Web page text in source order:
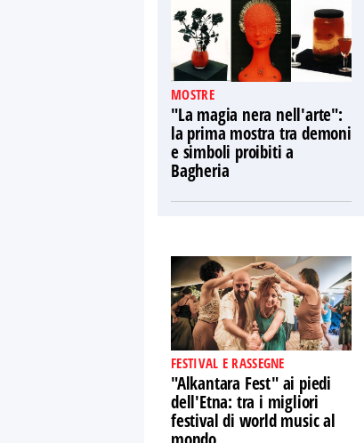
MOSTRE
"La magia nera nell'arte":
la prima mostra tra demoni
e simboli proibiti a
Bagheria
FESTIVAL E RASSEGNE
"Alkantara Fest" ai piedi
dell'Etna: tra i migliori
festival di world music al